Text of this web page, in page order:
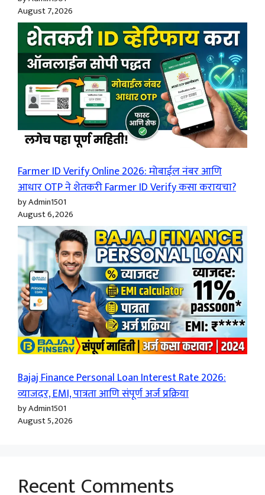
August 7, 2026
Farmer ID Verify Online 2026: मोबाईल नंबर आणि
आधार OTP ने शेतकरी Farmer ID Verify कसा करायचा?
by Admin1501
August 6, 2026
Bajaj Finance Personal Loan Interest Rate 2026:
व्याजदर, EMI, पात्रता आणि संपूर्ण अर्ज प्रक्रिया
by Admin1501
August 5, 2026
Recent Comments